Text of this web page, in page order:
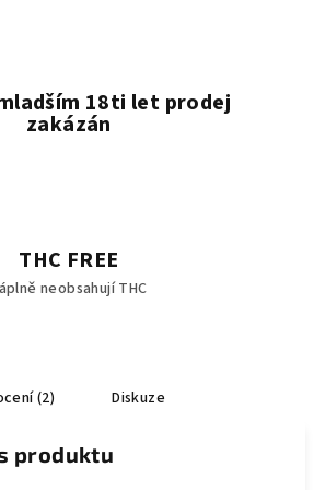
18ti let prodej
zakázán
THC FREE
neobsahují THC
(2) Diskuze
produktu